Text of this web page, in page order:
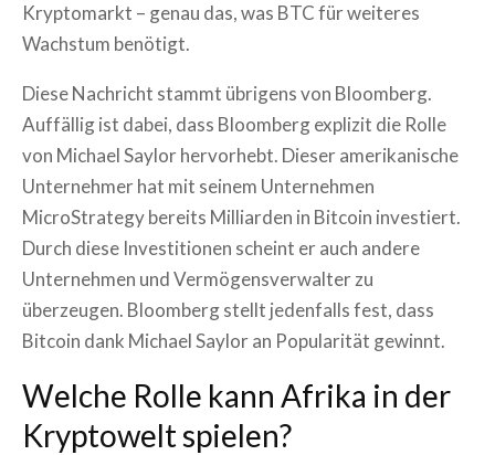
Kryptomarkt – genau das, was BTC für weiteres
Wachstum benötigt.
Diese Nachricht stammt übrigens von Bloomberg.
Auffällig ist dabei, dass Bloomberg explizit die Rolle
von Michael Saylor hervorhebt. Dieser amerikanische
Unternehmer hat mit seinem Unternehmen
MicroStrategy bereits Milliarden in Bitcoin investiert.
Durch diese Investitionen scheint er auch andere
Unternehmen und Vermögensverwalter zu
überzeugen. Bloomberg stellt jedenfalls fest, dass
Bitcoin dank Michael Saylor an Popularität gewinnt.
Welche Rolle kann Afrika in der
Kryptowelt spielen?